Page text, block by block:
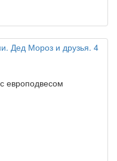
Дед Мороз и друзья. 4
европодвесом